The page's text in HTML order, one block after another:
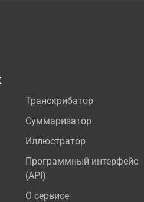
Транскрибатор
Суммаризатор
Иллюстратор
Программный интерфейс
(API)
О сервисе